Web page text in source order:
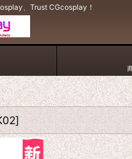
、Trust CGcosplay！
]